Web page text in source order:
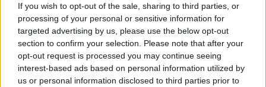
If you wish to opt-out of the sale, sharing to third parties, or
processing of your personal or sensitive information for
targeted advertising by us, please use the below opt-out
section to confirm your selection. Please note that after your
opt-out request is processed you may continue seeing
interest-based ads based on personal information utilized by
us or personal information disclosed to third parties prior to
Το DEI College παρουσιάζει τη Sophia. Την πρώτη 24/7
βοηθό AI που αλλάζει τον τρόπο με τον οποίο μαθαίνουν οι
φοιτητές
Η Smart φοιτητική κατοικία στην καρδιά της Αθήνας
03.08.2026, 10:56